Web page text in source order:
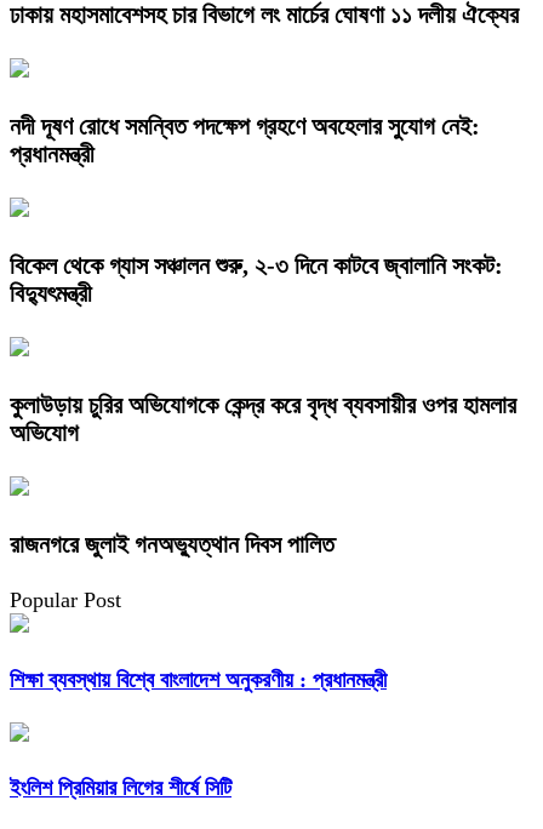
ঢাকায় মহাসমাবেশসহ চার বিভাগে লং মার্চের ঘোষণা ১১ দলীয় ঐক্যের
নদী দূষণ রোধে সমন্বিত পদক্ষেপ গ্রহণে অবহেলার সুযোগ নেই:
প্রধানমন্ত্রী
বিকেল থেকে গ্যাস সঞ্চালন শুরু, ২-৩ দিনে কাটবে জ্বালানি সংকট:
বিদ্যুৎমন্ত্রী
কুলাউড়ায় চুরির অভিযোগকে কেন্দ্র করে বৃদ্ধ ব্যবসায়ীর ওপর হামলার
অভিযোগ
রাজনগরে জুলাই গনঅভ্যুত্থান দিবস পালিত
Popular Post
শিক্ষা ব্যবস্থায় বিশ্বে বাংলাদেশ অনুকরণীয় : প্রধানমন্ত্রী
ইংলিশ প্রিমিয়ার লিগের শীর্ষে সিটি